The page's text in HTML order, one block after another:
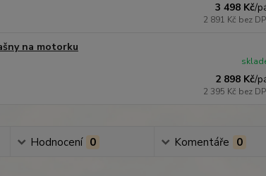
3 498 Kč/
2 891 Kč bez
na motorku
2 898 Kč/
2 395 Kč bez
Hodnocení 0 Komentáře 0